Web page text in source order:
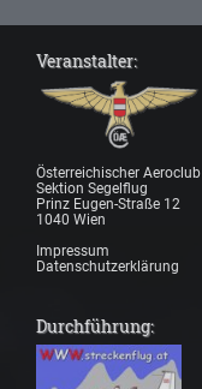
Veranstalter:
Österreichischer Aeroclub
Sektion Segelflug
Prinz Eugen-Straße 12
1040 Wien
Impressum
Datenschutzerklärung
Durchführung: